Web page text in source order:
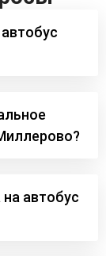
автобус